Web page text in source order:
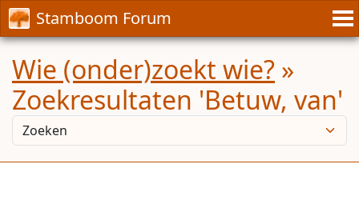
Stamboom Forum
Wie (onder)zoekt wie? »
Zoekresultaten 'Betuw, van'